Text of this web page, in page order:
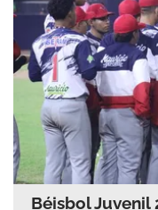
Béisbol Juvenil